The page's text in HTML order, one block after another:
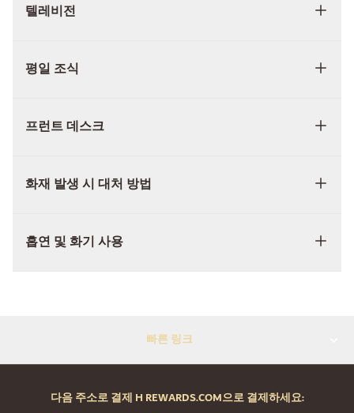
텔레비전
평일 조식
프런트 데스크
화재 발생 시 대처 방법
흡연 및 화기 사용
빠른 링크
다음 주소로 결제 H REWARDS.COM으로 결제하세요: